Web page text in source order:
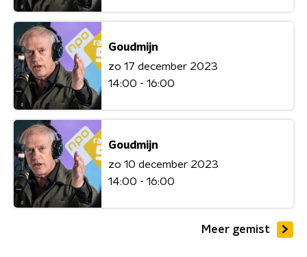
Goudmijn
zo 17 december 2023
14:00 - 16:00
Goudmijn
zo 10 december 2023
14:00 - 16:00
Meer gemist